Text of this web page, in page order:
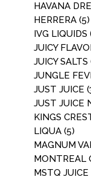
HAVANA
HERRERA (5)
IVG LIQUIDS
JUICY
JUICY SALTS
JUNGLE
JUST JUICE
JUST JUICE
KINGS
LIQUA (5)
MAGNUM
MONTREAL
MSTQ JUICE